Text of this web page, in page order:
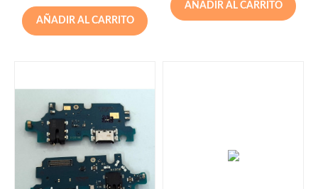
AÑADIR AL CARRITO
AÑADIR AL CARRITO